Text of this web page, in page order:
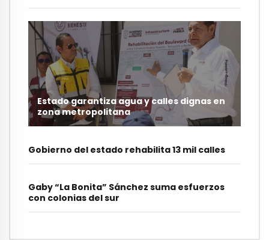
Estado garantiza agua y calles dignas en
zona metropolitana
Gobierno del estado rehabilita 13 mil calles
Gaby “La Bonita” Sánchez suma esfuerzos
con colonias del sur